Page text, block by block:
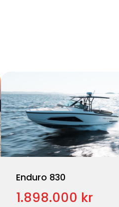
Enduro 830
1.898.000 kr